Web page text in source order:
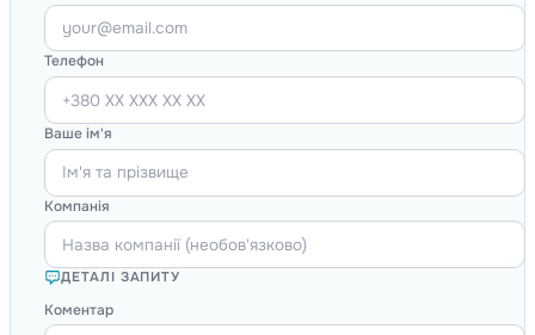
Телефон
Ваше ім'я
Компанія
ДЕТАЛІ ЗАПИТУ
Коментар